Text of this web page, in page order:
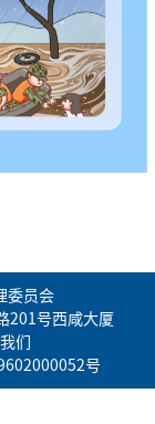
委员会
201号西咸大厦
们
号